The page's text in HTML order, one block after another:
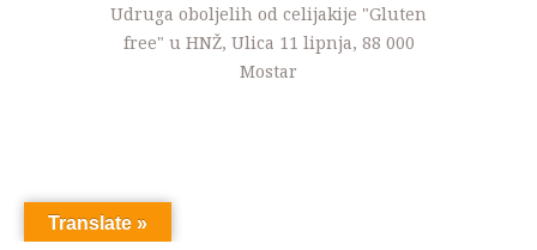
Udruga oboljelih od celijakije "Gluten
free" u HNŽ, Ulica 11 lipnja, 88 000
Mostar
Translate »